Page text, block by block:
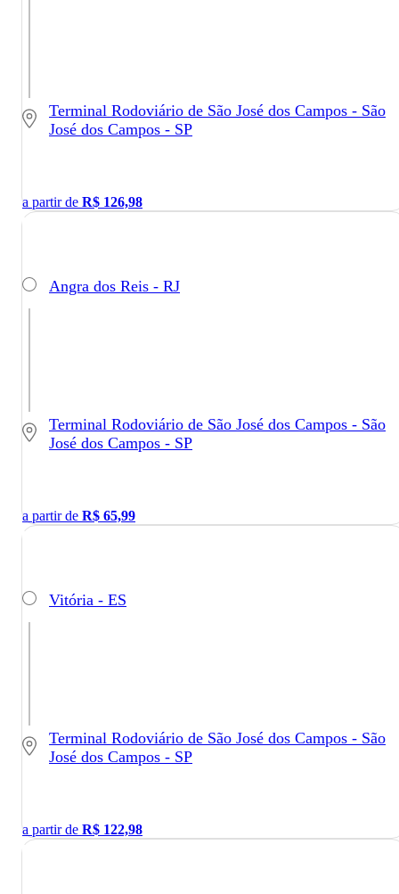
Terminal Rodoviário de São José dos Campos - São
José dos Campos - SP
a partir de R$ 126,98
Angra dos Reis - RJ
Terminal Rodoviário de São José dos Campos - São
José dos Campos - SP
a partir de R$ 65,99
Vitória - ES
Terminal Rodoviário de São José dos Campos - São
José dos Campos - SP
a partir de R$ 122,98